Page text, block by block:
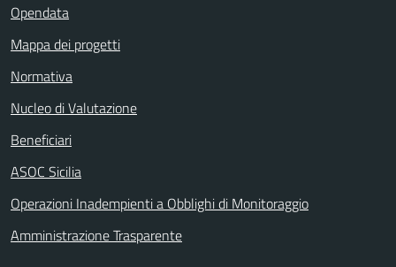
Opendata
Mappa dei progetti
Normativa
Nucleo di Valutazione
Beneficiari
ASOC Sicilia
Operazioni Inadempienti a Obblighi di Monitoraggio
Amministrazione Trasparente